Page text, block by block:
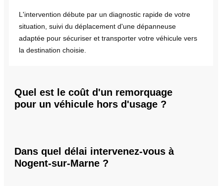
L'intervention débute par un diagnostic rapide de votre
situation, suivi du déplacement d'une dépanneuse
adaptée pour sécuriser et transporter votre véhicule vers
la destination choisie.
Quel est le coût d'un remorquage
pour un véhicule hors d'usage ?
Dans quel délai intervenez-vous à
Nogent-sur-Marne ?